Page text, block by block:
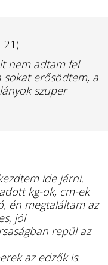
21)
nem adtam fel
erősödtem, a
szuper
ide járni.
kg-ok, cm-ek
én megtaláltam az
jól
repül az
az edzők is.